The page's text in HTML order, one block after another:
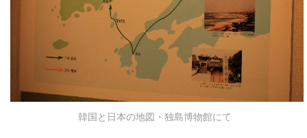
韓国と日本の地図・独島博物館にて